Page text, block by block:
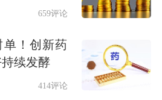
马哈民风保守、重视
对第一财经提及，对于
659评论
单！创新药
续发酵
414评论